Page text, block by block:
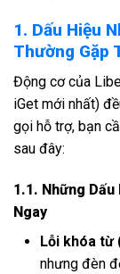
1. Dấu Hiệu
Thường Gặp
Động cơ của
iGet mới nhất)
gọi hỗ trợ, bạn
sau đây:
1.1. Những Dấu
Ngay
Lỗi khóa từ
nhưng đèn